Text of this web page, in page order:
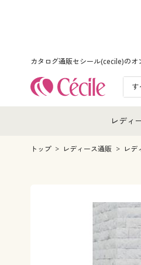
カタログ通販セシール(cecile)のオ
レディ
レディ
女性下
トップ レディース通販 レデ